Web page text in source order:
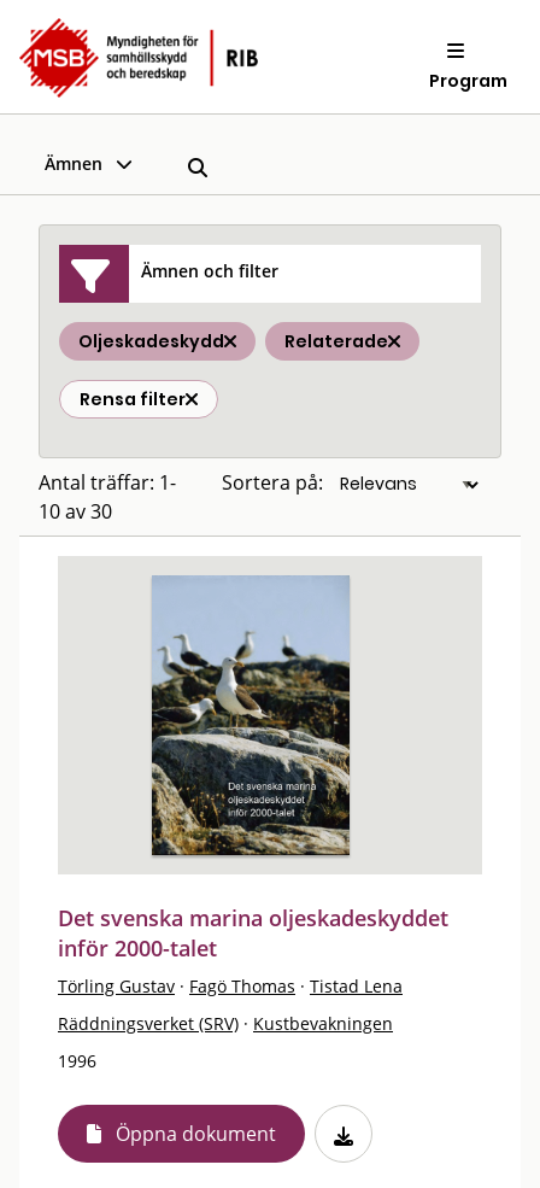
Program
Ämnen
Ämnen och filter
Oljeskadeskydd Relaterade
Rensa filter
Antal träffar: 1-
10 av 30
Sortera på:
Det svenska marina oljeskadeskyddet
inför 2000-talet
Törling Gustav · Fagö Thomas · Tistad Lena
Räddningsverket (SRV) · Kustbevakningen
1996
Öppna dokument